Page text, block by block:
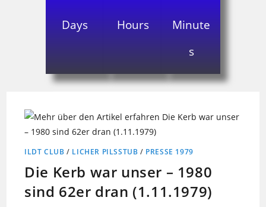
Days Hours
Minute
s
ILDT CLUB / LICHER PILSSTUB / PRESSE 1979
Die Kerb war unser – 1980
sind 62er dran (1.11.1979)